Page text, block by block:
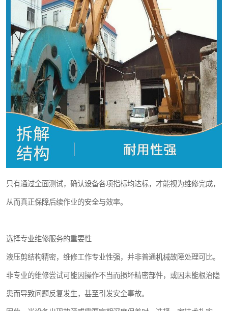
只有通过全面测试，确认设备各项指标均达标，才能视为维修完成，
从而真正保障后续作业的安全与效率。
选择专业维修服务的重要性
液压剪结构精密，维修工作专业性强，并非普通机械故障处理可比。
非专业的维修尝试可能因操作不当而损坏精密部件，或因未能根治隐
患而导致问题反复发生，甚至引发安全事故。